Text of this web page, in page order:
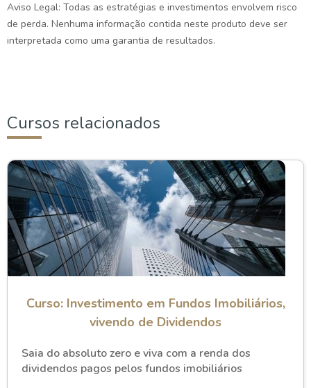
Aviso Legal: Todas as estratégias e investimentos envolvem risco
de perda. Nenhuma informação contida neste produto deve ser
interpretada como uma garantia de resultados.
Cursos relacionados
Curso: Investimento em Fundos Imobiliários,
vivendo de Dividendos
Saia do absoluto zero e viva com a renda dos
dividendos pagos pelos fundos imobiliários